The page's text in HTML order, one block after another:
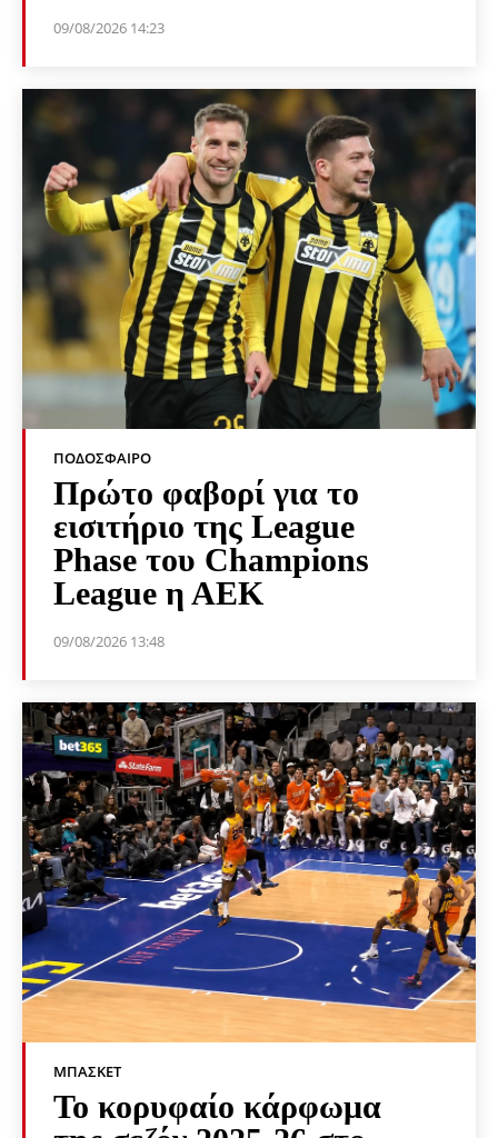
09/08/2026 14:23
ΠΟΔΌΣΦΑΙΡΟ
Πρώτο φαβορί για το
εισιτήριο της League
Phase του Champions
League η ΑΕΚ
09/08/2026 13:48
ΜΠΆΣΚΕΤ
Το κορυφαίο κάρφωμα